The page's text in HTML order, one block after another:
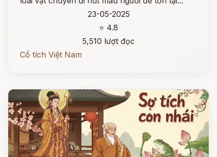
23-05-2025
⭐ 4.8
5,510 lượt đọc
Cổ tích Việt Nam